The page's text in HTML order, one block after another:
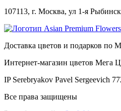
107113, г. Москва, ул 1-я
Доставка цветов и подарков по
Интернет-магазин цветов Мега
IP Serebryakov Pavel Sergeevich
Все права защищены